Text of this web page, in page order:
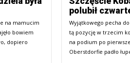
na mamucim
bowiem
dopiero
polubił
Wyjątkowego pecha
tą pozycję w trzecim
na podium po
Oberstdorfie padło